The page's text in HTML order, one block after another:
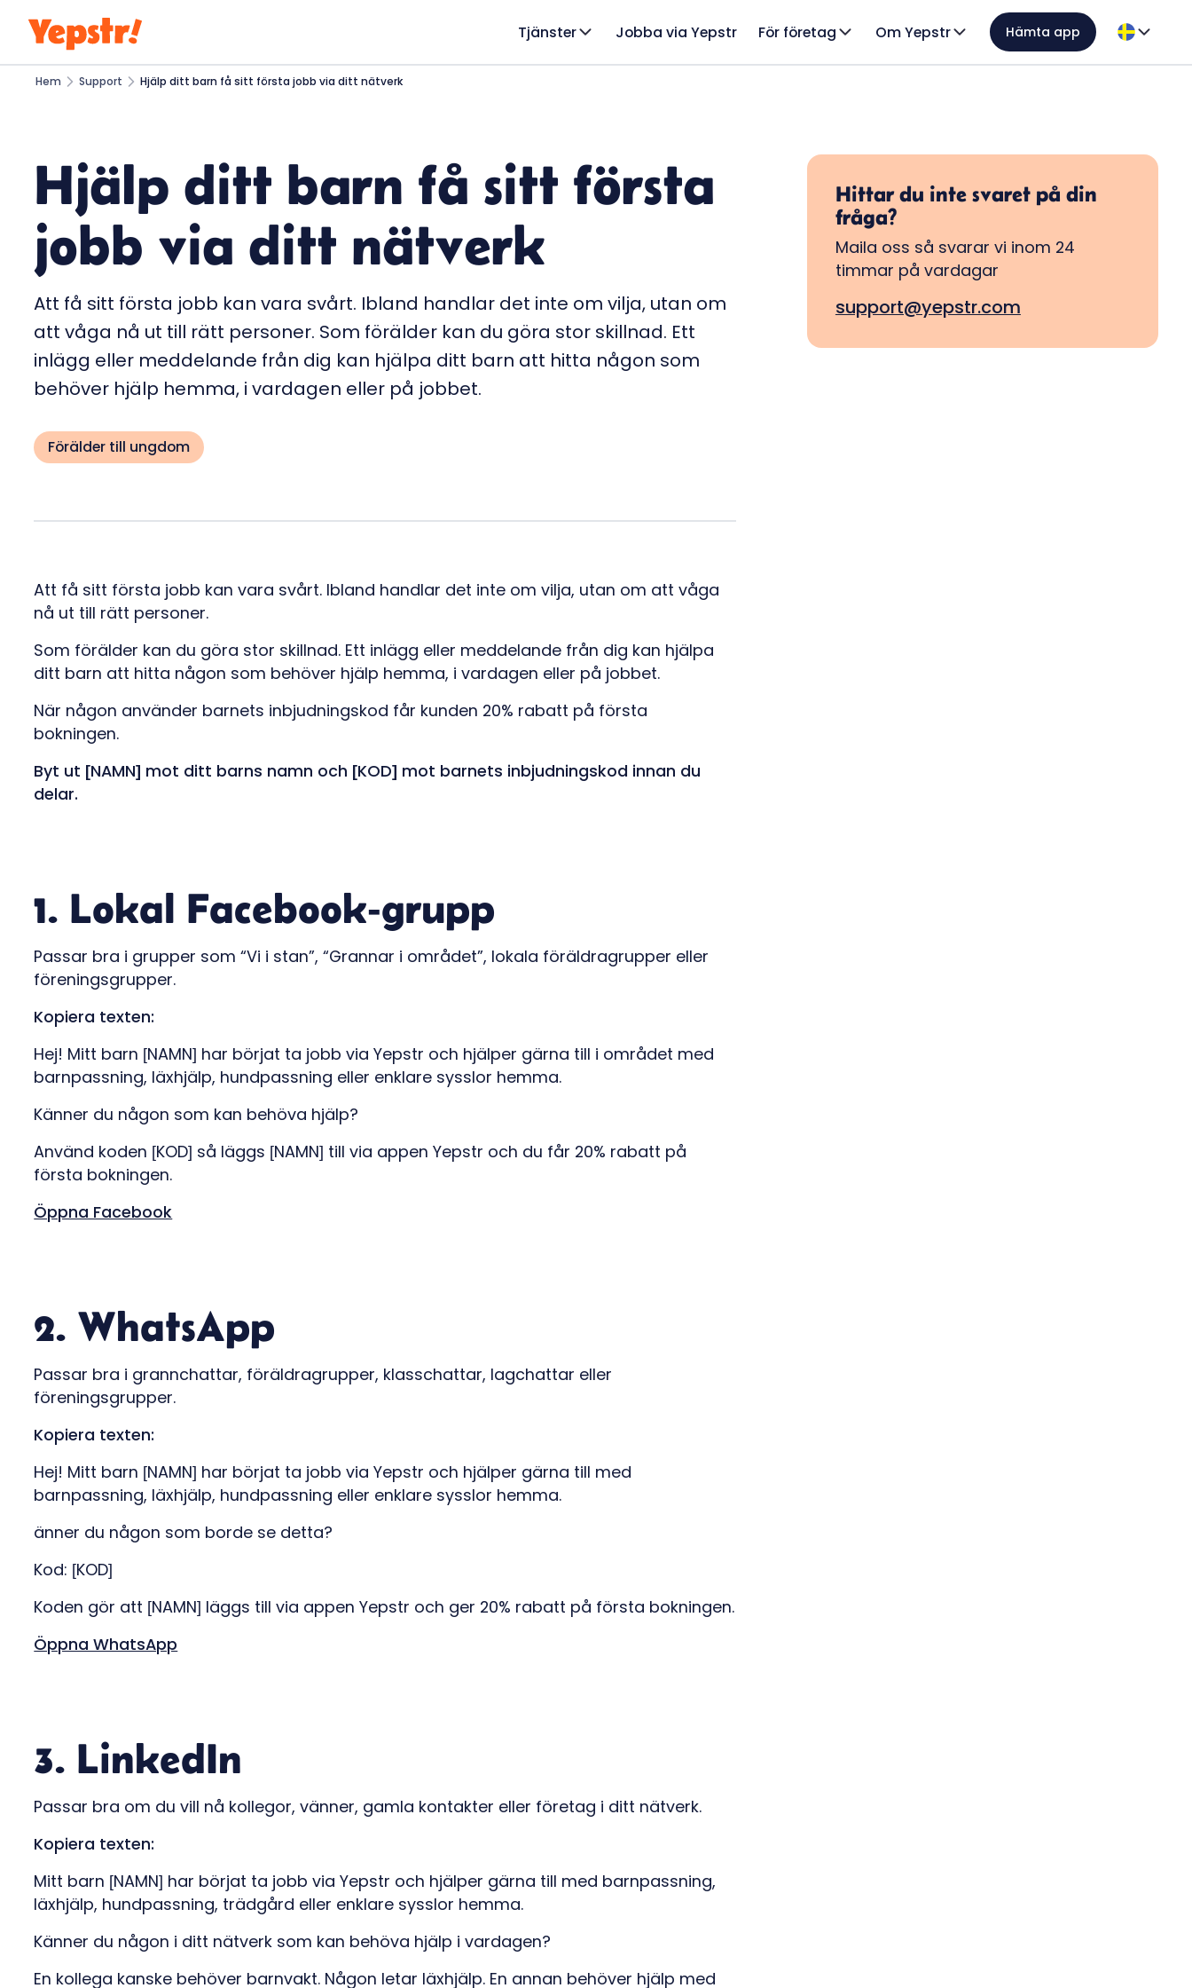
Tjänster Jobba via Yepstr För företag Om Yepstr Hämta app
Hem Support Hjälp ditt barn få sitt första jobb via ditt nätverk
Hjälp ditt barn få sitt första
jobb via ditt nätverk
Att få sitt första jobb kan vara svårt. Ibland handlar det inte om vilja, utan om
att våga nå ut till rätt personer. Som förälder kan du göra stor skillnad. Ett
inlägg eller meddelande från dig kan hjälpa ditt barn att hitta någon som
behöver hjälp hemma, i vardagen eller på jobbet.
Förälder till ungdom
Att få sitt första jobb kan vara svårt. Ibland handlar det inte om vilja, utan om att våga
nå ut till rätt personer.
Som förälder kan du göra stor skillnad. Ett inlägg eller meddelande från dig kan hjälpa
ditt barn att hitta någon som behöver hjälp hemma, i vardagen eller på jobbet.
När någon använder barnets inbjudningskod får kunden 20% rabatt på första
bokningen.
Byt ut [NAMN] mot ditt barns namn och [KOD] mot barnets inbjudningskod innan du
delar.
1. Lokal Facebook-grupp
Passar bra i grupper som “Vi i stan”, “Grannar i området”, lokala föräldragrupper eller
föreningsgrupper.
Kopiera texten:
Hej! Mitt barn [NAMN] har börjat ta jobb via Yepstr och hjälper gärna till i området med
barnpassning, läxhjälp, hundpassning eller enklare sysslor hemma.
Känner du någon som kan behöva hjälp?
Använd koden [KOD] så läggs [NAMN] till via appen Yepstr och du får 20% rabatt på
första bokningen.
Öppna Facebook
2. WhatsApp
Passar bra i grannchattar, föräldragrupper, klasschattar, lagchattar eller
föreningsgrupper.
Kopiera texten:
Hej! Mitt barn [NAMN] har börjat ta jobb via Yepstr och hjälper gärna till med
barnpassning, läxhjälp, hundpassning eller enklare sysslor hemma.
änner du någon som borde se detta?
Kod: [KOD]
Koden gör att [NAMN] läggs till via appen Yepstr och ger 20% rabatt på första bokningen.
Öppna WhatsApp
3. LinkedIn
Passar bra om du vill nå kollegor, vänner, gamla kontakter eller företag i ditt nätverk.
Kopiera texten:
Mitt barn [NAMN] har börjat ta jobb via Yepstr och hjälper gärna till med barnpassning,
läxhjälp, hundpassning, trädgård eller enklare sysslor hemma.
Känner du någon i ditt nätverk som kan behöva hjälp i vardagen?
En kollega kanske behöver barnvakt. Någon letar läxhjälp. En annan behöver hjälp med
Hittar du inte svaret på din
fråga?
Maila oss så svarar vi inom 24
timmar på vardagar
support@yepstr.com